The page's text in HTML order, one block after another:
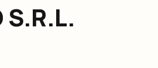
S.R.L.